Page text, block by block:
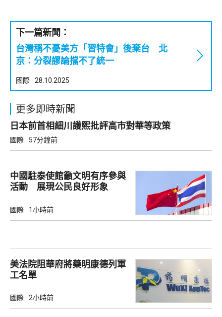
下一篇新聞：
台灣稱不憂美方「習特會」後棄台 北
京：分裂謬論擋不了統一
國際 28.10.2025
更多即時新聞
日本前首相細川護熙批評高市對華等政策
國際 57分鐘前
中國駐泰使館籲文明有序參與
活動 展現公民良好形象
國際 1小時前
美法院阻華府將藥明康德列軍
工名單
國際 2小時前